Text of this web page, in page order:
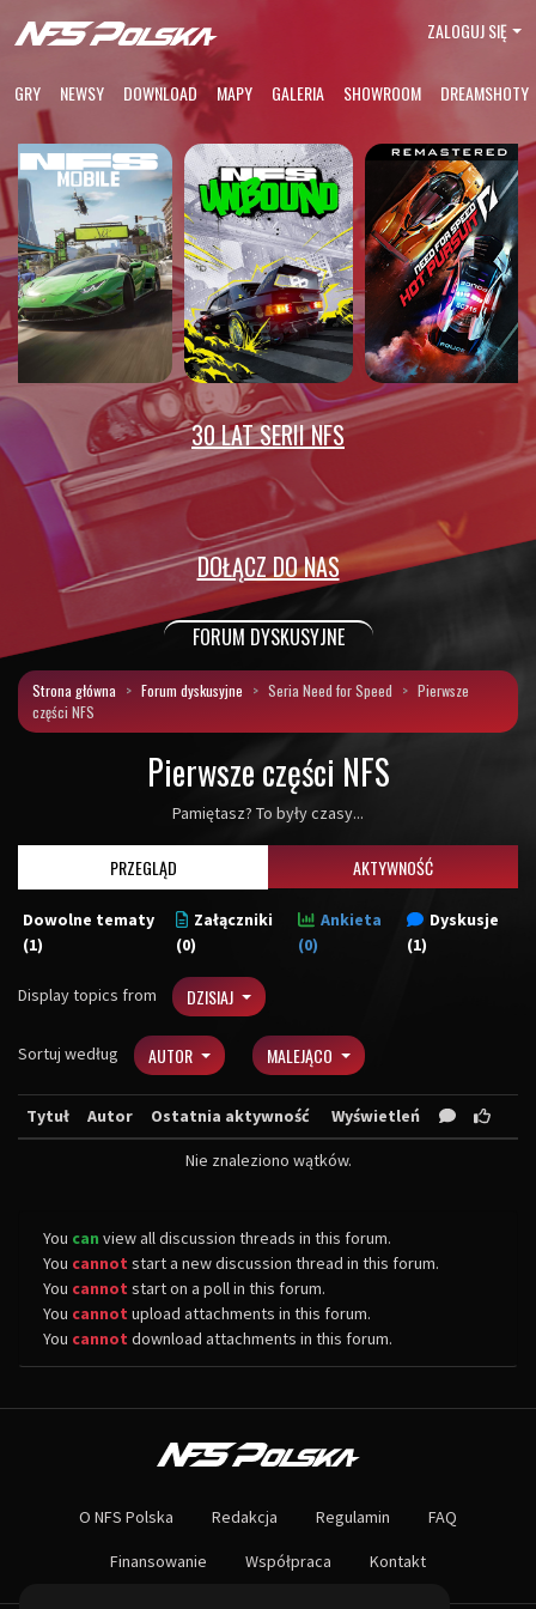
GRY NEWSY DOWNLOAD MAPY GALERIA SHOWROOM DREAMSHOTY
ZALOGUJ SIĘ
30 LAT SERII NFS
DOŁĄCZ DO NAS
FORUM DYSKUSYJNE
Strona główna Forum dyskusyjne Seria Need for Speed
Pierwsze
części NFS
Pierwsze części NFS
Pamiętasz? To były czasy...
PRZEGLĄD AKTYWNOŚĆ
Dowolne tematy
(1)
Załączniki
(0)
Ankieta
(0)
Dyskusje
(1)
Display topics from DZISIAJ
Sortuj według AUTOR MALEJĄCO
Tytuł Autor Ostatnia aktywność Wyświetleń
Nie znaleziono wątków.
You can view all discussion threads in this forum.
You cannot start a new discussion thread in this forum.
You cannot start on a poll in this forum.
You cannot upload attachments in this forum.
You cannot download attachments in this forum.
Największa społeczność Need for Speed w Polsce! Znajdziesz u nas
Nie czekaj dłużej - wstąp do naszej społeczności! Czekamy na ciebie!
O NFS Polska Redakcja Regulamin FAQ
Finansowanie Współpraca Kontakt